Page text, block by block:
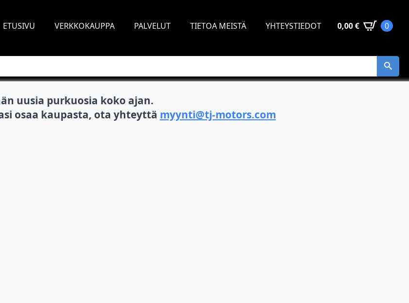
ETUSIVU VERKKOKAUPPA PALVELUT TIETOA MEISTÄ YHTEYSTIEDOT 0,00€ 0
uusia purkuosia koko ajan.
osaa kaupasta, ota yhteyttä myynti@tj-motors.com